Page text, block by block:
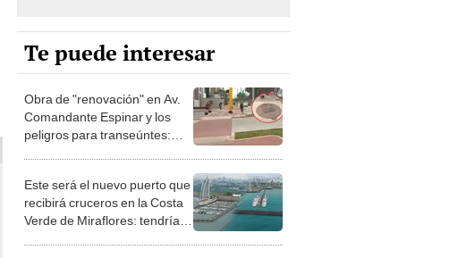
Te puede interesar
Obra de "renovación" en Av.
Comandante Espinar y los
peligros para transeúntes:
Este será el nuevo puerto que
recibirá cruceros en la Costa
Verde de Miraflores: tendría